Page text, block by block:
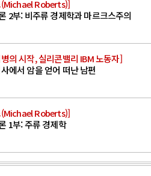
Roberts)]
2부: 비주류 경제학과 마르크스주의
의 시작, 실리콘밸리 IBM 노동자]
에서 암을 얻어 떠난 남편
Roberts)]
1부: 주류 경제학